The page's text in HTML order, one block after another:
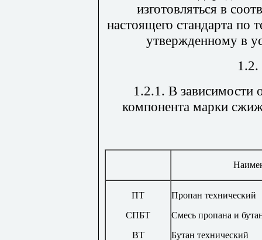
изготовляться в
настоящего стандарта по
утвержденному в
1.2.
1.2.1. В зависимости
компонента марки
ПТ
СПБТ
ВТ
Пропан технический
Смесь пропана и
Бутан технический